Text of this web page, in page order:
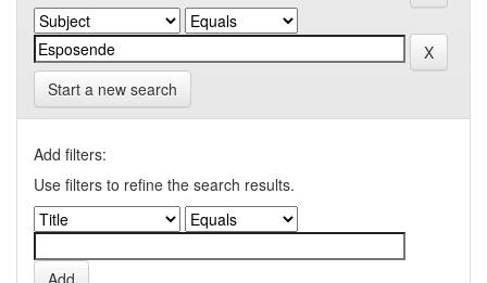
Start a new search
Add filters:
Use filters to refine the search results.